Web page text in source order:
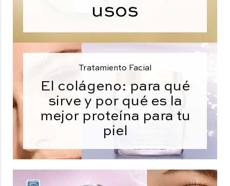
usos
Tratamiento Facial
El colágeno: para qué
sirve y por qué es la
mejor proteína para tu
piel